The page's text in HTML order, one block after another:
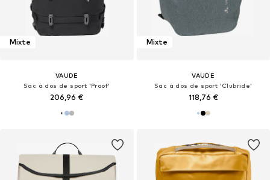
Mixte
VAUDE
Sac à dos de sport 'Proof'
206,96 €
Mixte
VAUDE
Sac à dos de sport 'Clubride'
118,76 €